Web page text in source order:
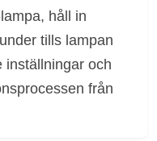
håll in
tills lampan
inställningar och
från